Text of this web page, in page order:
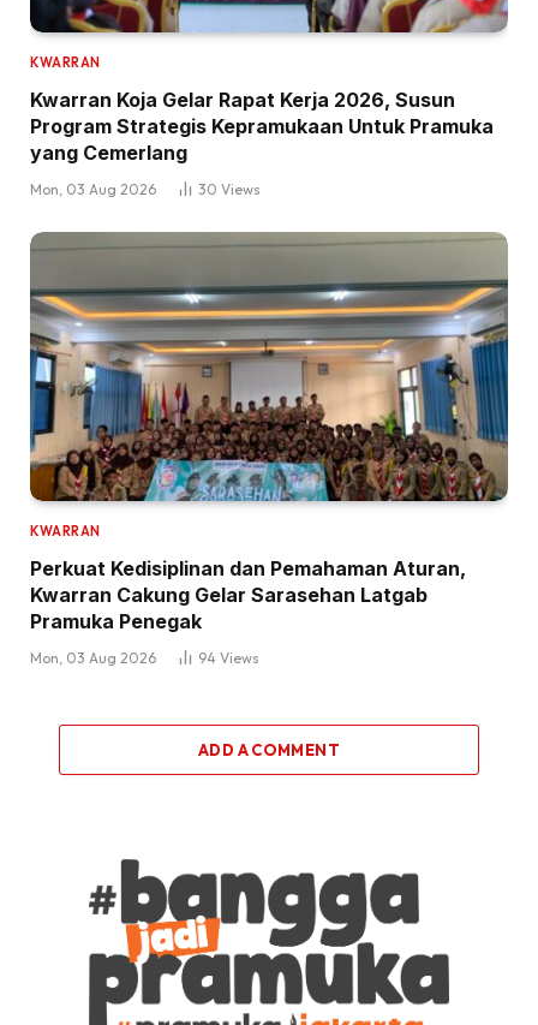
KWARRAN
Kwarran Koja Gelar Rapat Kerja 2026, Susun
Program Strategis Kepramukaan Untuk Pramuka
yang Cemerlang
Mon, 03 Aug 2026 30 Views
KWARRAN
Perkuat Kedisiplinan dan Pemahaman Aturan,
Kwarran Cakung Gelar Sarasehan Latgab
Pramuka Penegak
Mon, 03 Aug 2026 94 Views
ADD A COMMENT